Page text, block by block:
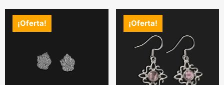
¡Oferta! ¡Oferta!